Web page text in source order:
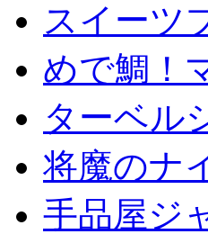
スイーツ
めで鯛！
ターベ
将魔のナ
手品屋ジ